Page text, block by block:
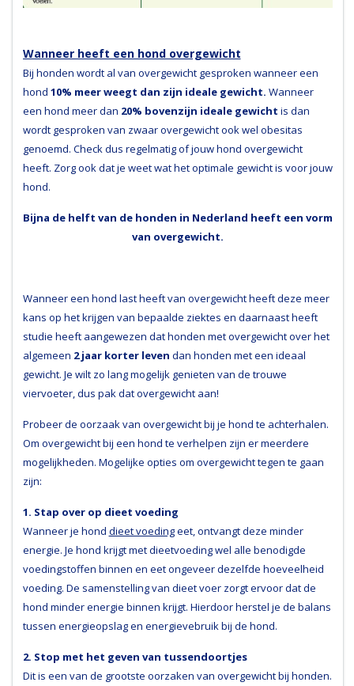
Wanneer heeft een hond overgewicht
Bij honden wordt al van overgewicht gesproken wanneer een
hond 10% meer weegt dan zijn ideale gewicht. Wanneer
een hond meer dan 20% bovenzijn ideale gewicht is dan
wordt gesproken van zwaar overgewicht ook wel obesitas
genoemd. Check dus regelmatig of jouw hond overgewicht
heeft. Zorg ook dat je weet wat het optimale gewicht is voor jouw
hond.
Bijna de helft van de honden in Nederland heeft een vorm
van overgewicht.
Wanneer een hond last heeft van overgewicht heeft deze meer
kans op het krijgen van bepaalde ziektes en daarnaast heeft
studie heeft aangewezen dat honden met overgewicht over het
algemeen 2 jaar korter leven dan honden met een ideaal
gewicht. Je wilt zo lang mogelijk genieten van de trouwe
viervoeter, dus pak dat overgewicht aan!
Probeer de oorzaak van overgewicht bij je hond te achterhalen.
Om overgewicht bij een hond te verhelpen zijn er meerdere
mogelijkheden. Mogelijke opties om overgewicht tegen te gaan
zijn:
1. Stap over op dieet voeding
Wanneer je hond dieet voedingeet, ontvangt deze minder
energie. Je hond krijgt met dieetvoeding wel alle benodigde
voedingstoffen binnen en eet ongeveer dezelfde hoeveelheid
voeding. De samenstelling van dieet voer zorgt ervoor dat de
hond minder energie binnen krijgt. Hierdoor herstel je de balans
tussen energieopslag en energievebruik bij de hond.
2. Stop met het geven van tussendoortjes
Dit is een van de grootste oorzaken van overgewicht bij honden.